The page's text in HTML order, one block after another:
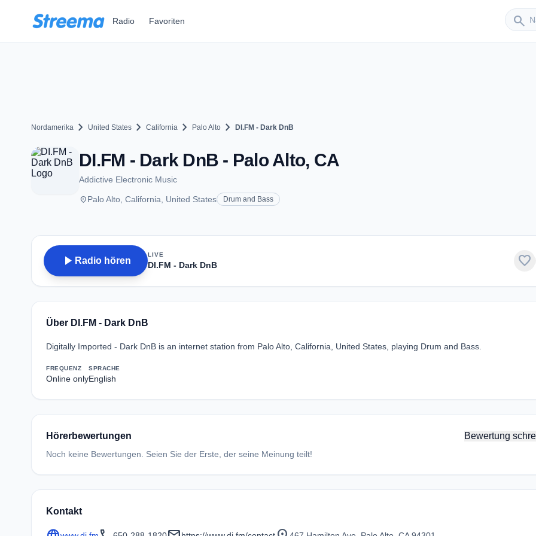
Radio Favoriten search
Nordamerika chevron_right United States chevron_right California chevron_right Palo Alto chevron_right DI.FM - Dark DnB
DI.FM - Dark DnB - Palo Alto, CA
Addictive Electronic Music
placePalo Alto, California, United States Drum and Bass
play_arrow Radio hören
LIVE
DI.FM - Dark DnB favorite
Über DI.FM - Dark DnB
Digitally Imported - Dark DnB is an internet station from Palo Alto, California, United States, playing Drum and Bass.
FREQUENZ
Online only
SPRACHE
English
Hörerbewertungen Bewertung
Noch keine Bewertungen. Seien Sie der Erste, der seine Meinung teilt!
Kontakt